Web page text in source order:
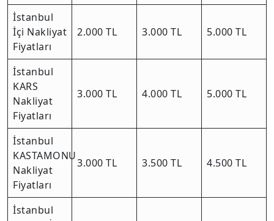
İstanbul
İçi Nakliyat
Fiyatları
2.000 TL 3.000 TL 5.000 TL
İstanbul
KARS
Nakliyat
Fiyatları
3.000 TL 4.000 TL 5.000 TL
İstanbul
KASTAMONU
Nakliyat
Fiyatları
3.000 TL 3.500 TL 4.500 TL
İstanbul